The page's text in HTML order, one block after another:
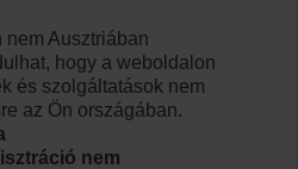
meg többet
nem Ausztriában
hogy a weboldalon
és szolgáltatások nem
az Ön országában.
nem